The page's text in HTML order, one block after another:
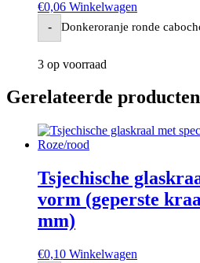
€0,06 Winkelwagen
-
Donkeroranje ronde
3 op voorraad
Gerelateerde producten
Tsjechische
vorm (geperste
mm)
€0,10 Winkelwagen